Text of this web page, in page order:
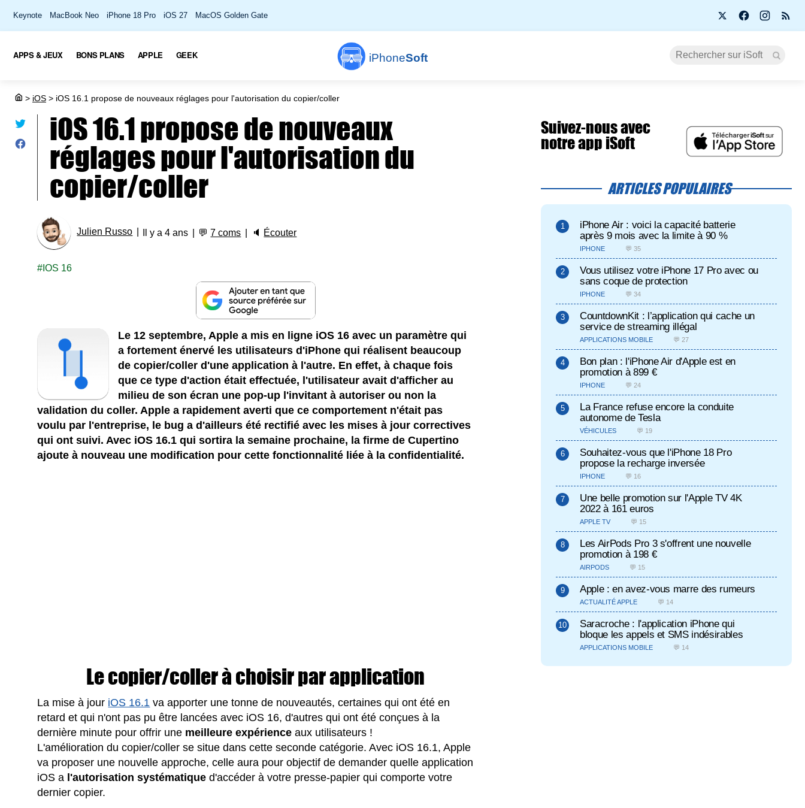
Keynote MacBook Neo iPhone 18 Pro iOS 27 MacOS Golden Gate
iPhoneSoft
APPS & JEUX BONS PLANS APPLE GEEK
> iOS > iOS 16.1 propose de nouveaux réglages pour l'autorisation du copier/coller
iOS 16.1 propose de nouveaux
réglages pour l'autorisation du
copier/coller
Julien Russo Il y a 4 ans 💬7 coms 🔈 Écouter
IOS 16
Le 12 septembre, Apple a mis en ligne iOS 16 avec un paramètre qui
a fortement énervé les utilisateurs d'iPhone qui réalisent beaucoup
de copier/coller d'une application à l'autre. En effet, à chaque fois
que ce type d'action était effectuée, l'utilisateur avait d'afficher au
milieu de son écran une pop-up l'invitant à autoriser ou non la
validation du coller. Apple a rapidement averti que ce comportement n'était pas
voulu par l'entreprise, le bug a d'ailleurs été rectifié avec les mises à jour correctives
qui ont suivi. Avec iOS 16.1 qui sortira la semaine prochaine, la firme de Cupertino
ajoute à nouveau une modification pour cette fonctionnalité liée à la confidentialité.
Le copier/coller à choisir par application
La mise à jour iOS 16.1 va apporter une tonne de nouveautés, certaines qui ont été en
retard et qui n'ont pas pu être lancées avec iOS 16, d'autres qui ont été conçues à la
dernière minute pour offrir une meilleure expérience aux utilisateurs !
L'amélioration du copier/coller se situe dans cette seconde catégorie. Avec iOS 16.1, Apple
va proposer une nouvelle approche, celle aura pour objectif de demander quelle application
iOS a l'autorisation systématique d'accéder à votre presse-papier qui comporte votre
dernier copier.
Suivez-nous avec
notre app iSoft
ARTICLES POPULAIRES
iPhone Air : voici la capacité batterie
après 9 mois avec la limite à 90 %
IPHONE 💬 35
Vous utilisez votre iPhone 17 Pro avec ou
sans coque de protection
IPHONE 💬 34
CountdownKit : l’application qui cache un
service de streaming illégal
APPLICATIONS MOBILE 💬 27
Bon plan : l'iPhone Air d'Apple est en
promotion à 899 €
IPHONE 💬 24
La France refuse encore la conduite
autonome de Tesla
VÉHICULES 💬 19
Souhaitez-vous que l'iPhone 18 Pro
propose la recharge inversée
IPHONE 💬 16
Une belle promotion sur l'Apple TV 4K
2022 à 161 euros
APPLE TV 💬 15
Les AirPods Pro 3 s'offrent une nouvelle
promotion à 198 €
AIRPODS 💬 15
Apple : en avez-vous marre des rumeurs
ACTUALITÉ APPLE 💬 14
Saracroche : l'application iPhone qui
bloque les appels et SMS indésirables
APPLICATIONS MOBILE 💬 14